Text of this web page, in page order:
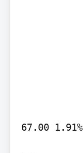
67.00 1.91%